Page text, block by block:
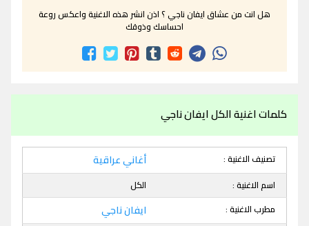
هل انت من عشاق ايفان ناجي ؟ اذن انشر هذه الاغنية واعكس روعة
احساسك وذوقك
كلمات اغنية الكل ايفان ناجي
تصنيف الاغنية : أغاني عراقية
اسم الاغنية :
الكل
مطرب الاغنية :
ايفان ناجي